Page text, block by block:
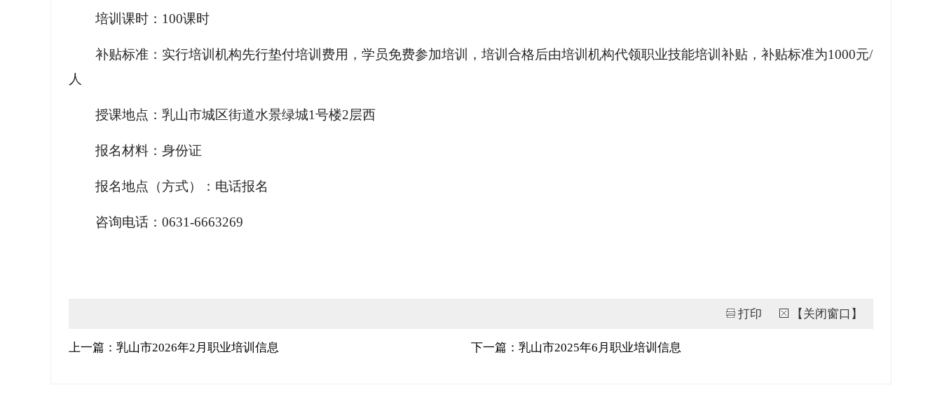
培训课时：100课时
补贴标准：实行培训机构先行垫付培训费用，学员免费参加培训，培训合格后由培训机构代领职业技能培训补贴，补贴标准为1000元/
人
授课地点：乳山市城区街道水景绿城1号楼2层西
报名材料：身份证
报名地点（方式）：电话报名
咨询电话：0631-6663269
打印 【关闭窗口】
上一篇：乳山市2026年2月职业培训信息 下一篇：乳山市2025年6月职业培训信息